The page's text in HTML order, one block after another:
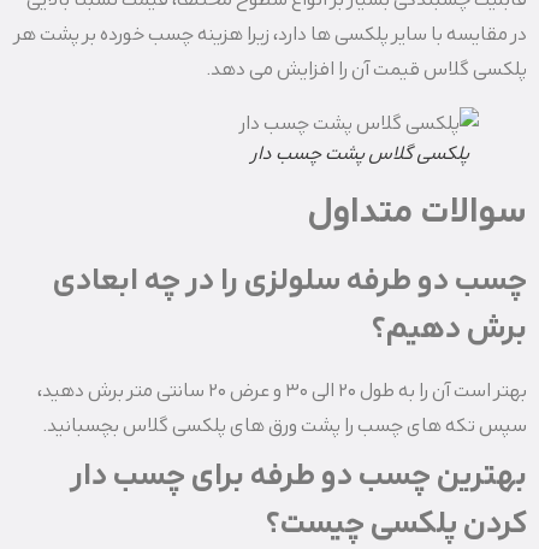
در مقایسه با سایر پلکسی ها دارد، زیرا هزینه چسب خورده بر پشت هر
پلکسی گلاس قیمت آن را افزایش می دهد.
پلکسی گلاس پشت چسب دار
سوالات متداول
چسب دو طرفه سلولزی را در چه ابعادی
برش دهیم؟
بهتر است آن را به طول ۲۰ الی ۳۰ و عرض ۲۰ سانتی متر برش دهید،
سپس تکه های چسب را پشت ورق های پلکسی گلاس بچسبانید.
بهترین چسب دو طرفه برای چسب دار
کردن پلکسی چیست؟